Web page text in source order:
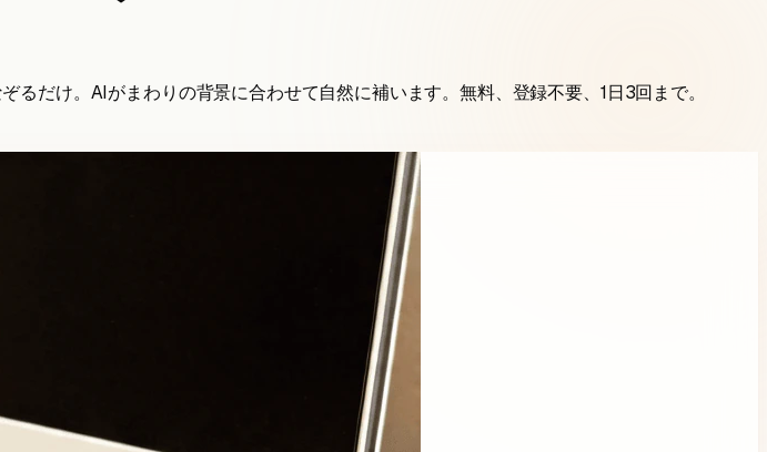
だけ。AIがまわりの背景に合わせて自然に補います。無料、登録不要、1日3回まで。